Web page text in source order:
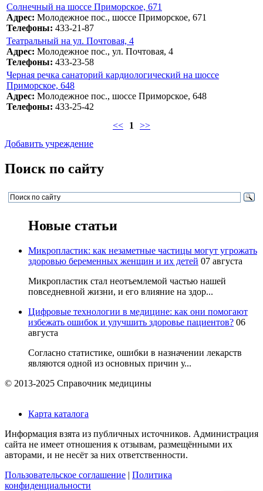
Солнечный на шоссе Приморское, 671
Адрес: Молодежное пос., шоссе Приморское, 671
Телефоны: 433-21-87
Театральный на ул. Почтовая, 4
Адрес: Молодежное пос., ул. Почтовая, 4
Телефоны: 433-23-58
Черная речка санаторий кардиологический на шоссе
Приморское, 648
Адрес: Молодежное пос., шоссе Приморское, 648
Телефоны: 433-25-42
<<
1 >>
Добавить учреждение
Поиск по сайту
Новые статьи
Микропластик: как незаметные частицы могут угрожать
здоровью беременных женщин и их детей 07 августа
Микропластик стал неотъемлемой частью нашей
повседневной жизни, и его влияние на здор...
Цифровые технологии в медицине: как они помогают
избежать ошибок и улучшить здоровье пациентов? 06
августа
Согласно статистике, ошибки в назначении лекарств
являются одной из основных причин у...
© 2013-2025 Справочник медицины
Карта каталога
Информация взята из публичных источников. Администрация
сайта не имеет отношения к отзывам, размещёнными их
авторами, и не несёт за них ответственности.
Пользовательское соглашение | Политика
конфиденциальности